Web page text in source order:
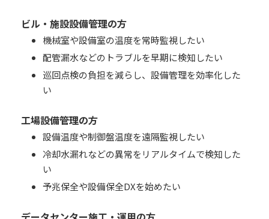
ビル・施設設備管理の方
機械室や設備室の温度を常時監視したい
配管漏水などのトラブルを早期に検知したい
巡回点検の負担を減らし、設備管理を効率化した
い
工場設備管理の方
設備温度や制御盤温度を遠隔監視したい
冷却水漏れなどの異常をリアルタイムで検知した
い
予兆保全や設備保全DXを始めたい